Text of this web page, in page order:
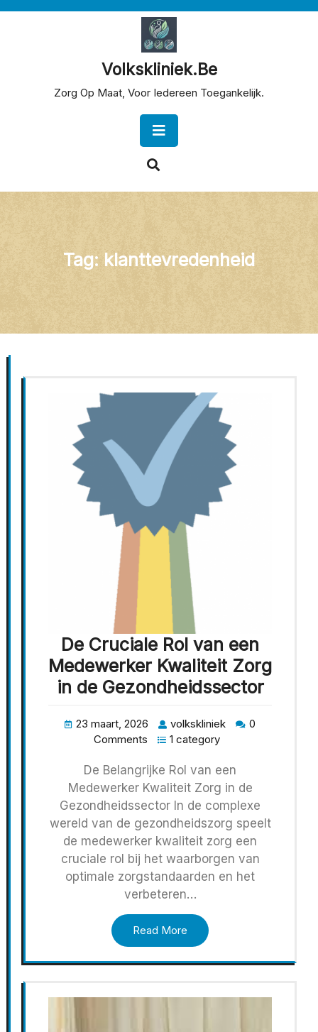
Volkskliniek.be
Zorg Op Maat, Voor Iedereen Toegankelijk.
Button
Tag: klanttevredenheid
De Cruciale Rol van een
Medewerker Kwaliteit Zorg
in de Gezondheidssector
23 maart, 2026 volkskliniek
0
Comments
1 category
De Belangrijke Rol van een
Medewerker Kwaliteit Zorg in de
Gezondheidssector In de complexe
wereld van de gezondheidszorg speelt
de medewerker kwaliteit zorg een
cruciale rol bij het waarborgen van
optimale zorgstandaarden en het
verbeteren…
Read More